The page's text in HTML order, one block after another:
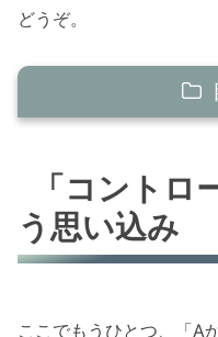
どうぞ。
「悩む」ことの構
人生の引力
「コントロ
う思い込み
ここでもうひとつ、「A